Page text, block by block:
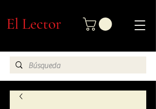
El Lector